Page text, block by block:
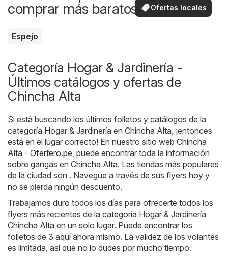
Ofertas locales
comprar más baratos
Espejo
Categoría Hogar & Jardinería -
Últimos catálogos y ofertas de
Chincha Alta
Si está buscando los últimos folletos y catálogos de la
categoría Hogar & Jardinería en Chincha Alta, ¡entonces
está en el lugar correcto! En nuestro sitio web Chincha
Alta - Ofertero.pe , puede encontrar toda la información
sobre gangas en Chincha Alta. Las tiendas más populares
de la ciudad son . Navegue a través de sus flyers hoy y
no se pierda ningún descuento.
Trabajamos duro todos los días para ofrecerte todos los
flyers más recientes de la categoría Hogar & Jardinería
Chincha Alta en un solo lugar. Puede encontrar los
folletos de 3 aquí ahora mismo. La validez de los volantes
es limitada, así que no lo dudes por mucho tiempo.